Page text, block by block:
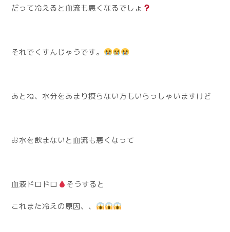
だって冷えると血流も悪くなるでしょ
それでくすんじゃうです。
あとね、水分をあまり摂らない方もいらっしゃいますけど
お水を飲まないと血流も悪くなって
血液ドロドロ そうすると
これまた冷えの原因、、